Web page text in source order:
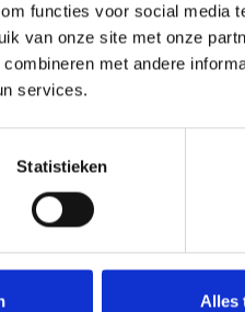
functies voor social media
van onze site met onze
met andere
services.
Statistieken
Alles